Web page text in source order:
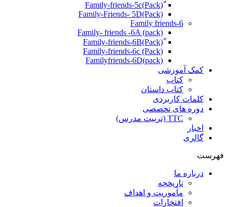
ّ(Pack)Family-friends-5c
Family-Friends- 5D(Pack)
Family friends-6
Family- friends -6A (pack)
Family-friends-6c (Pack)
Familyfriends-6D(pack)
کمک آموزشی
کتاب
کتاب داستان
کلمات کاربردی
دوره های تخصصی
TTC (تربیت مدرس)
اخبار
گالری
فهرست
درباره ما
تاریخچه
مأموریت و اهداف
افتخارات